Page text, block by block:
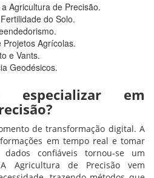
Agricultura de Precisão.
do Solo.
Agrícolas.
e Vants.
Geodésicos.
em
de transformação digital. A
em tempo real e tomar
confiáveis tornou-se um
Agricultura de Precisão vem